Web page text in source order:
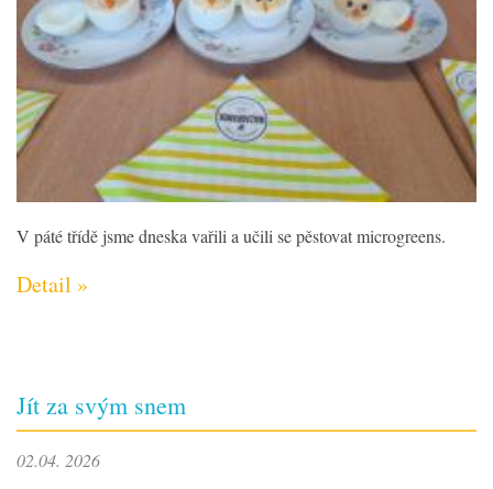
V páté třídě jsme dneska vařili a učili se pěstovat microgreens.
Detail »
Jít za svým snem
02.04. 2026